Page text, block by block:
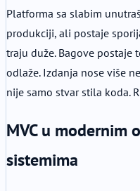
Platforma sa slabim
produkciji, ali postaje
traju duže. Bagove postaje
odlaže. Izdanja nose više
nije samo stvar stila koda.
MVC u modernim
sistemima